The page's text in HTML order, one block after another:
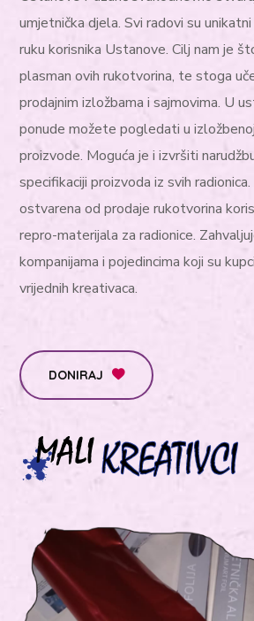
umjetnička djela. Svi radovi su
ruku korisnika Ustanove. Cilj nam je
plasman ovih rukotvorina, te stoga
prodajnim izložbama i sajmovima. U
ponude možete pogledati u
proizvode. Moguća je i izvršiti
specifikaciji proizvoda iz svih
ostvarena od prodaje rukotvorina
repro-materijala za radionice.
kompanijama i pojedincima koji su
vrijednih kreativaca.
DONIRAJ